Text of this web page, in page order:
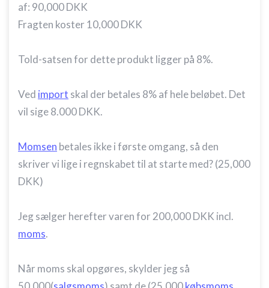
af: 90,000 DKK
Fragten koster 10,000 DKK
Told-satsen for dette produkt ligger på 8%.
Ved import skal der betales 8% af hele beløbet. Det
vil sige 8.000 DKK.
Momsen betales ikke i første omgang, så den
skriver vi lige i regnskabet til at starte med? (25,000
DKK)
Jeg sælger herefter varen for 200,000 DKK incl.
moms.
Når moms skal opgøres, skylder jeg så